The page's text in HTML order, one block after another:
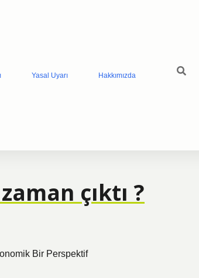
Yasal Uyarı Hakkımızda
çıktı ?
Bir Perspektif